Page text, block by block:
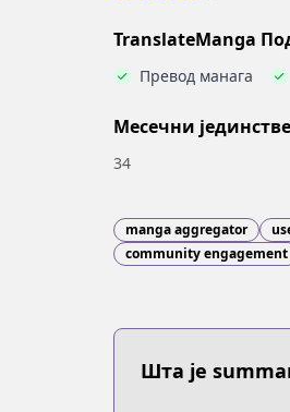
TranslateManga
Превод манага
Месечни
34
manga aggregator
community engagement
Шта је